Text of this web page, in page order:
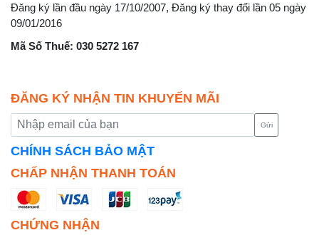
Đăng ký lần đầu ngày 17/10/2007, Đăng ký thay đổi lần 05 ngày
09/01/2016
Mã Số Thuế: 030 5272 167
ĐĂNG KÝ NHẬN TIN KHUYẾN MÃI
Gửi
CHÍNH SÁCH BẢO MẬT
CHẤP NHẬN THANH TOÁN
CHỨNG NHẬN